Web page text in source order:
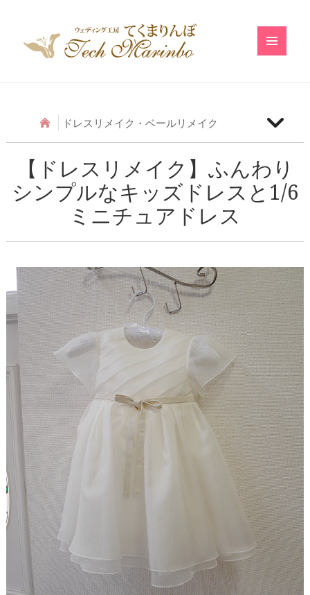
ドレスリメイク・ベールリメイク
【ドレスリメイク】アシメトリーフリルのベビード
レス
【ドレスリメイク】ふわふわ巻きバラのベビードレ
ス
【ドレスリメイク】ストライプスカートのベビード
レス
【ドレスリメイク】フラワーモチーフのポーチ＆ク
ッションカバー
【ドレスリメイク】ふわふわオーバースカートのツ
ーウェイベビードレス
【ドレスリメイク】ベビードレス＆お宮参りケープ
【ドレスリメイク】ママとお揃いリボンのベビード
レス
【ドレス＆ベールリメイク】ラブリーリボンのベビ
ードレス
【ドレスリメイク】ふんわりチュールのベビードレ
【ドレスリメイク】ふんわり
シンプルなキッズドレスと1/6
ミニチュアドレス